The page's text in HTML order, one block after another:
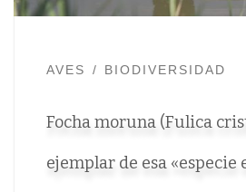
AVES BIODIVERSIDAD
Focha moruna (Fulica
ejemplar de esa «especie